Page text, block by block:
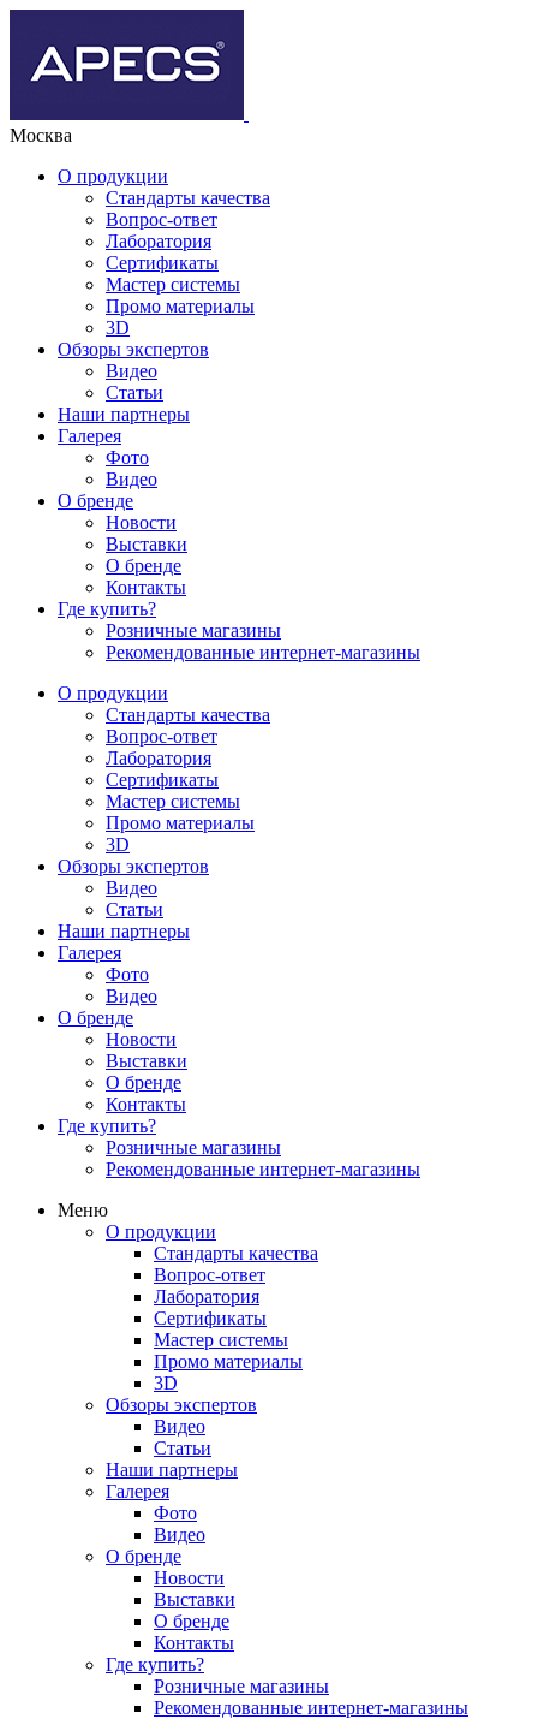
Москва
О продукции
Стандарты качества
Вопрос-ответ
Лаборатория
Сертификаты
Мастер системы
Промо материалы
3D
Обзоры экспертов
Видео
Статьи
Наши партнеры
Галерея
Фото
Видео
О бренде
Новости
Выставки
О бренде
Контакты
Где купить?
Розничные магазины
Рекомендованные интернет-магазины
О продукции
Стандарты качества
Вопрос-ответ
Лаборатория
Сертификаты
Мастер системы
Промо материалы
3D
Обзоры экспертов
Видео
Статьи
Наши партнеры
Галерея
Фото
Видео
О бренде
Новости
Выставки
О бренде
Контакты
Где купить?
Розничные магазины
Рекомендованные интернет-магазины
Меню
О продукции
Стандарты качества
Вопрос-ответ
Лаборатория
Сертификаты
Мастер системы
Промо материалы
3D
Обзоры экспертов
Видео
Статьи
Наши партнеры
Галерея
Фото
Видео
О бренде
Новости
Выставки
О бренде
Контакты
Где купить?
Розничные магазины
Рекомендованные интернет-магазины